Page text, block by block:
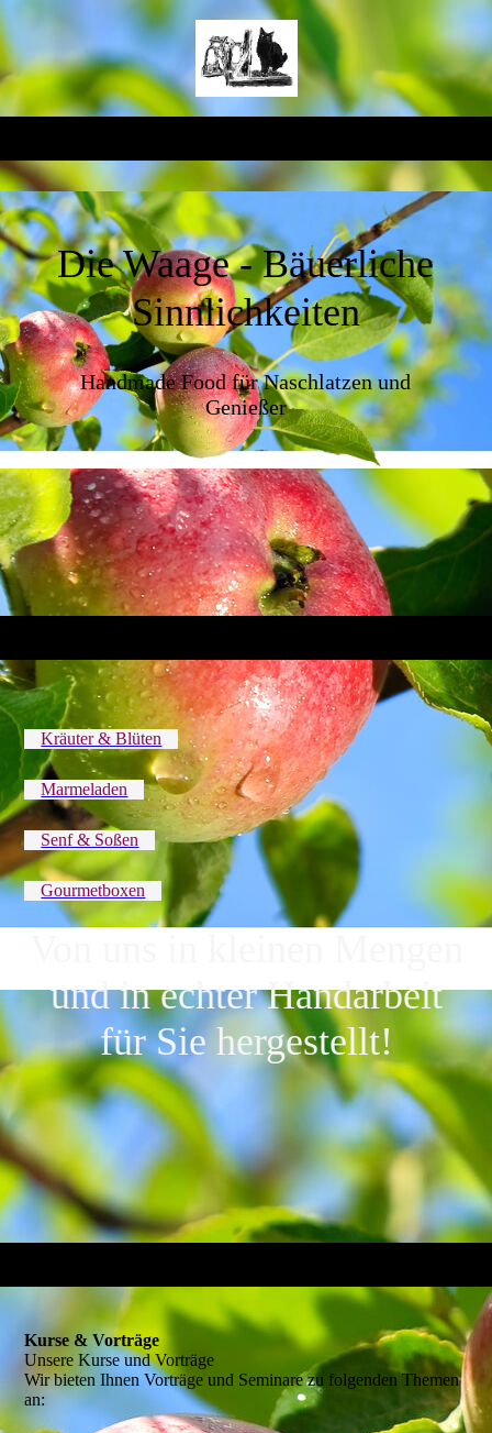
Die Waage - Bäuerliche
Sinnlichkeiten
Handmade Food für Naschlatzen und
Genießer
Kräuter & Blüten
Marmeladen
Senf & Soßen
Gourmetboxen
und in echter Handarbeit
für Sie hergestellt!
Kurse & Vorträge
Unsere Kurse und Vorträge
Wir bieten Ihnen Vorträge und Seminare zu folgenden Themen
an: